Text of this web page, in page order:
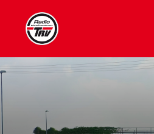
content